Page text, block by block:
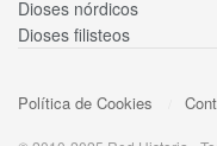
Dioses nórdicos
Dioses filisteos
Política de Cookies